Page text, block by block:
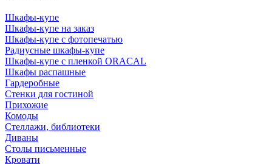
Шкафы-купе
Шкафы-купе на заказ
Шкафы-купе с фотопечатью
Радиусные шкафы-купе
Шкафы-купе с пленкой ORACAL
Шкафы распашные
Гардеробные
Стенки для гостиной
Прихожие
Комоды
Стеллажи, библиотеки
Диваны
Столы письменные
Кровати